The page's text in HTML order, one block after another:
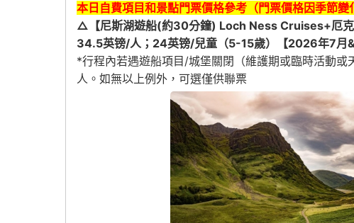
本日自費項目和景點門票價格參考（門票價格因季節
△【尼斯湖遊船(約30分鐘) Loch Ness Cruises+厄
34.5英镑/人；24英镑/兒童（5-15歲）【2026年7月
*行程內若遇遊船項目/城堡關閉（維護期或臨時活動或
人。如無以上例外，可選僅供聯票